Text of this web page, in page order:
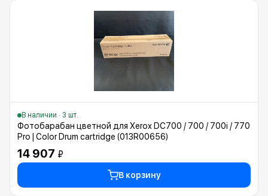
В наличии · 3 шт.
Фотобарабан цветной для Xerox DC700 / 700 / 700i / 770
Pro | Color Drum cartridge (013R00656)
14 907 ₽
В корзину